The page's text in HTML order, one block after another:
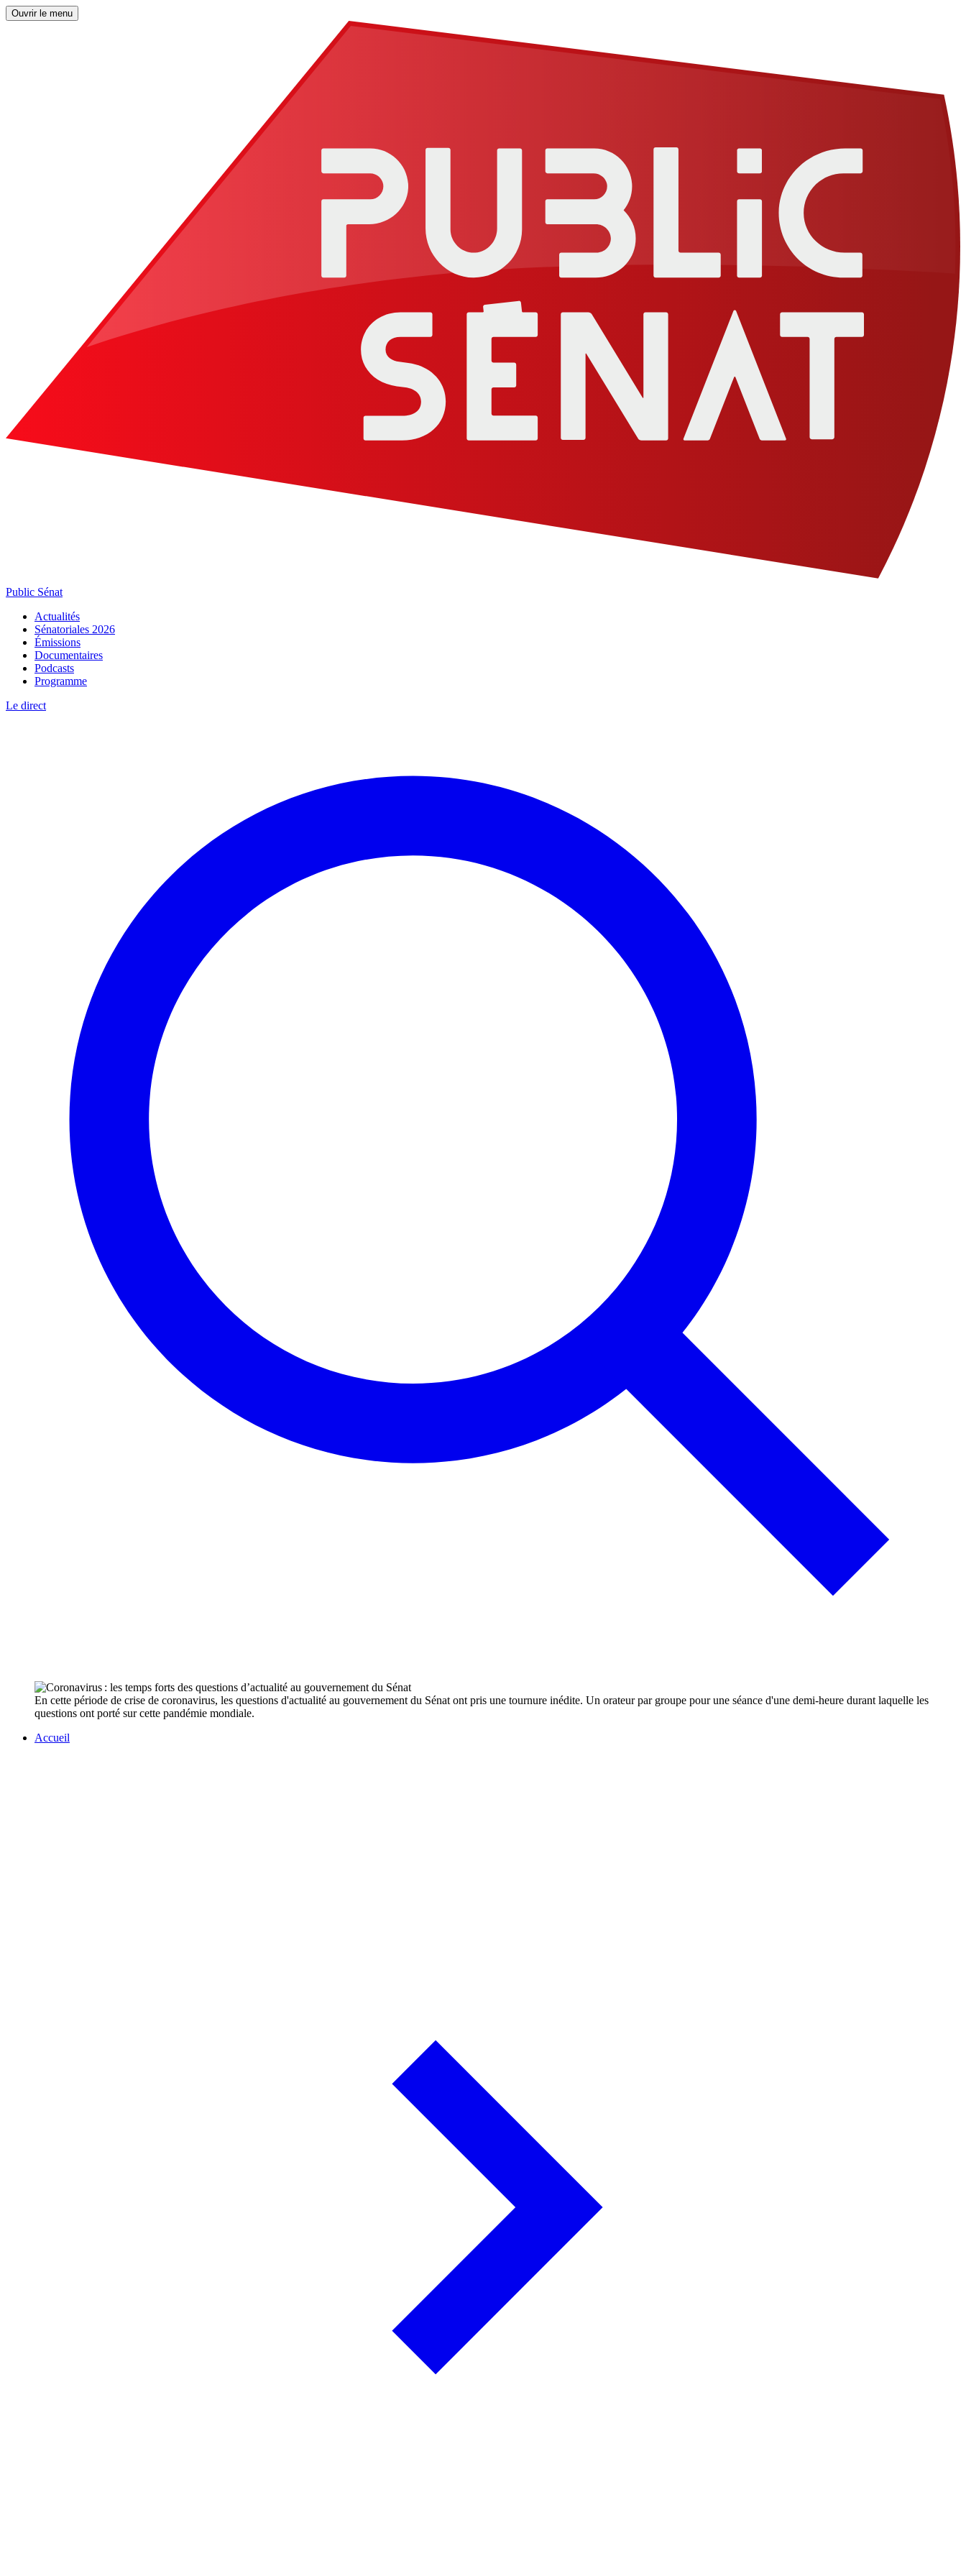
Ouvrir le menu
Public Sénat
Actualités
Sénatoriales 2026
Émissions
Documentaires
Podcasts
Programme
Le direct
En cette période de crise de coronavirus, les questions d'actualité au gouvernement du Sénat ont pris une tournure inédite. Un orateur par groupe pour une séance d'une demi-heure durant laquelle les
questions ont porté sur cette pandémie mondiale.
Accueil